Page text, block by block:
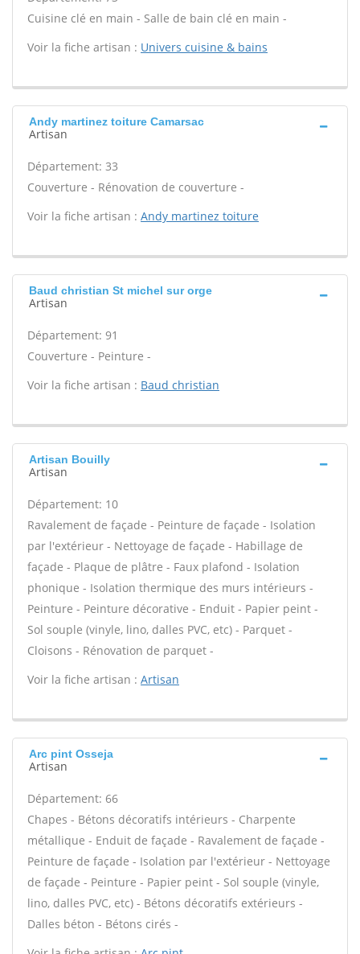
Cuisine clé en main - Salle de bain clé en main -
Voir la fiche artisan : Univers cuisine & bains
Andy martinez toiture Camarsac
Artisan
Département: 33
Couverture - Rénovation de couverture -
Voir la fiche artisan : Andy martinez toiture
Baud christian St michel sur orge
Artisan
Département: 91
Couverture - Peinture -
Voir la fiche artisan : Baud christian
Artisan Bouilly
Artisan
Département: 10
Ravalement de façade - Peinture de façade - Isolation
par l'extérieur - Nettoyage de façade - Habillage de
façade - Plaque de plâtre - Faux plafond - Isolation
phonique - Isolation thermique des murs intérieurs -
Peinture - Peinture décorative - Enduit - Papier peint -
Sol souple (vinyle, lino, dalles PVC, etc) - Parquet -
Cloisons - Rénovation de parquet -
Voir la fiche artisan : Artisan
Arc pint Osseja
Artisan
Département: 66
Chapes - Bétons décoratifs intérieurs - Charpente
métallique - Enduit de façade - Ravalement de façade -
Peinture de façade - Isolation par l'extérieur - Nettoyage
de façade - Peinture - Papier peint - Sol souple (vinyle,
lino, dalles PVC, etc) - Bétons décoratifs extérieurs -
Dalles béton - Bétons cirés -